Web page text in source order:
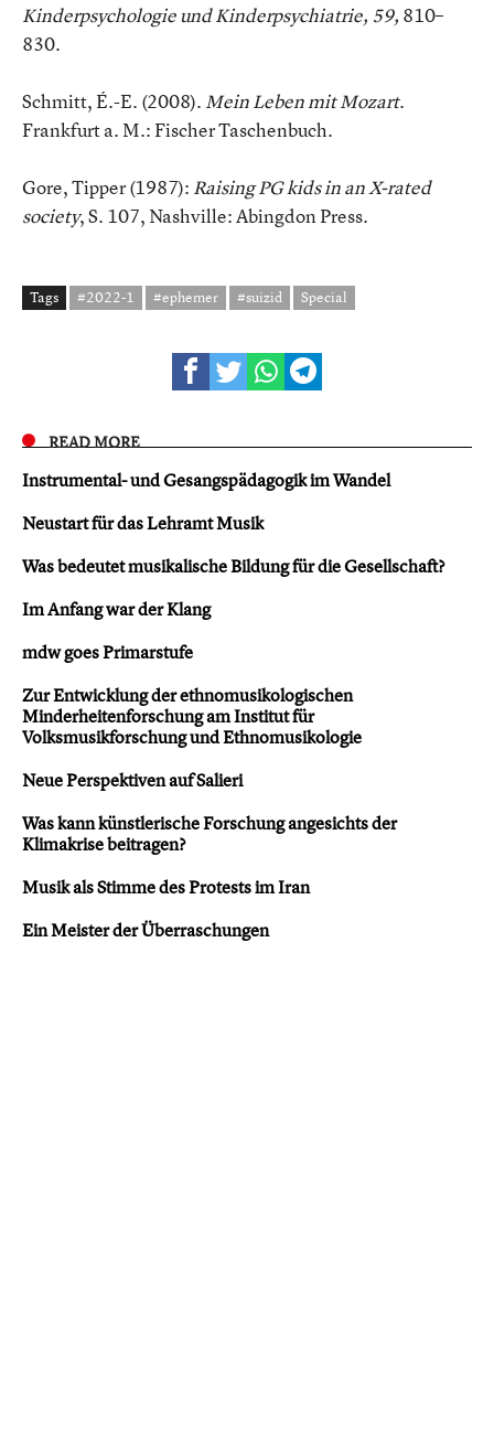
Kinderpsychologie und Kinderpsychiatrie, 59, 810–
830.
Schmitt, É.-E. (2008). Mein Leben mit Mozart.
Frankfurt a. M.: Fischer Taschenbuch.
Gore, Tipper (1987): Raising PG kids in an X-rated
society, S. 107, Nashville: Abingdon Press.
Tags #2022-1 #ephemer #suizid Special
READ MORE
Instrumental- und Gesangspädagogik im Wandel
Neustart für das Lehramt Musik
Was bedeutet musikalische Bildung für die Gesellschaft?
Im Anfang war der Klang
mdw goes Primarstufe
Zur Entwicklung der ethnomusikologischen
Minderheitenforschung am Institut für
Volksmusikforschung und Ethnomusikologie
Neue Perspektiven auf Salieri
Was kann künstlerische Forschung angesichts der
Klimakrise beitragen?
Musik als Stimme des Protests im Iran
Ein Meister der Überraschungen